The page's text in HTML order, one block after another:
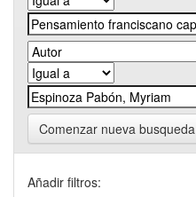
Comenzar nueva busqueda
Añadir filtros: